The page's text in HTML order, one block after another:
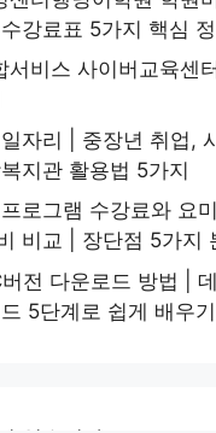
강료표 5가지 핵심
서비스 사이버교육센
자리 | 중장년 취업,
지관 활용법 5가지
로그램 수강료와 요
비교 | 장단점 5가지
전 다운로드 방법 |
5단계로 쉽게 배우기